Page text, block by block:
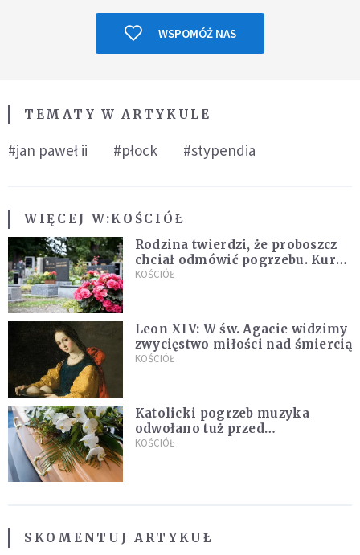
WSPOMÓŻ NAS
TEMATY W ARTYKULE
#jan paweł ii #płock #stypendia
WIĘCEJ W:KOŚCIÓŁ
Rodzina twierdzi, że proboszcz
chciał odmówić pogrzebu. Kuria
zapowiada wyjaśnienia
KOŚCIÓŁ
Leon XIV: W św. Agacie widzimy
zwycięstwo miłości nad śmiercią
KOŚCIÓŁ
Katolicki pogrzeb muzyka
odwołano tuż przed
uroczystością. Powodem była
KOŚCIÓŁ
SKOMENTUJ ARTYKUŁ